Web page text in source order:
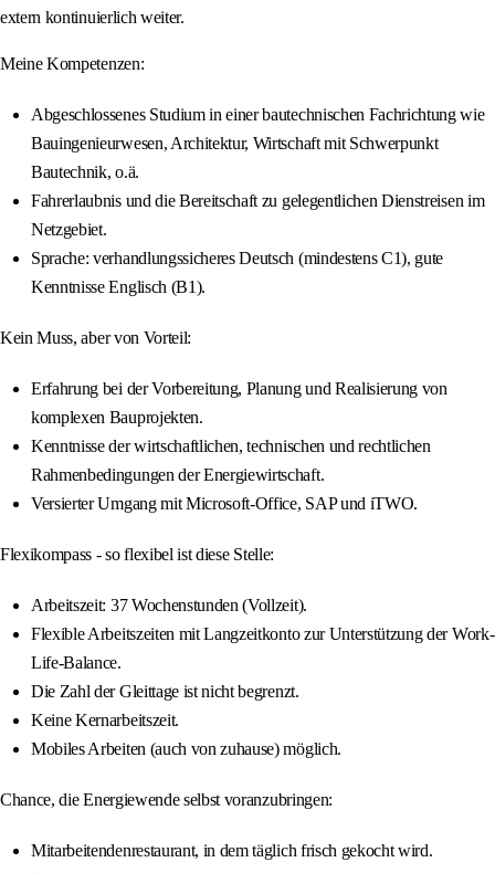
extern kontinuierlich weiter.
Meine Kompetenzen:
Abgeschlossenes Studium in einer bautechnischen Fachrichtung wie
Bauingenieurwesen, Architektur, Wirtschaft mit Schwerpunkt
Bautechnik, o.ä.
Fahrerlaubnis und die Bereitschaft zu gelegentlichen Dienstreisen im
Netzgebiet.
Sprache: verhandlungssicheres Deutsch (mindestens C1), gute
Kenntnisse Englisch (B1).
Kein Muss, aber von Vorteil:
Erfahrung bei der Vorbereitung, Planung und Realisierung von
komplexen Bauprojekten.
Kenntnisse der wirtschaftlichen, technischen und rechtlichen
Rahmenbedingungen der Energiewirtschaft.
Versierter Umgang mit Microsoft-Office, SAP und iTWO.
Flexikompass - so flexibel ist diese Stelle:
Arbeitszeit: 37 Wochenstunden (Vollzeit).
Flexible Arbeitszeiten mit Langzeitkonto zur Unterstützung der Work-
Life-Balance.
Die Zahl der Gleittage ist nicht begrenzt.
Keine Kernarbeitszeit.
Mobiles Arbeiten (auch von zuhause) möglich.
Chance, die Energiewende selbst voranzubringen:
Mitarbeitendenrestaurant, in dem täglich frisch gekocht wird.